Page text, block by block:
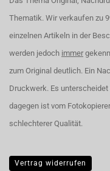
Thematik. Wir verkaufen zu
einzelnen Artikeln in der
werden jedoch immer
zum Original deutlich. Ein
Druckwerk. Es
dagegen ist vom
schlechterer Qualität.
Vertrag widerrufen